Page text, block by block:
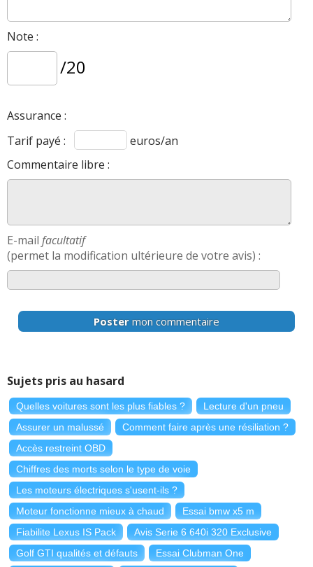
Note :
/20
Assurance :
Tarif payé :
euros/an
Commentaire libre :
E-mail facultatif
(permet la modification ultérieure de votre avis) :
Poster mon commentaire
Sujets pris au hasard
Quelles voitures sont les plus fiables ?
Lecture d'un pneu
Assurer un malussé
Comment faire après une résiliation ?
Accès restreint OBD
Chiffres des morts selon le type de voie
Les moteurs électriques s'usent-ils ?
Moteur fonctionne mieux à chaud
Essai bmw x5 m
Fiabilite Lexus IS Pack
Avis Serie 6 640i 320 Exclusive
Golf GTI qualités et défauts
Essai Clubman One